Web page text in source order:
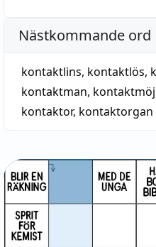
Nästkommande ord
kontaktlins, kontaktlös,
kontaktman,
kontaktor, kontaktorgan